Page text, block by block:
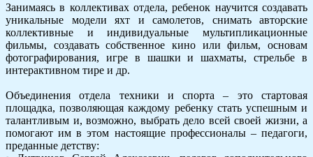
Занимаясь в коллективах отдела, ребенок научится создавать
уникальные модели яхт и самолетов, снимать авторские
коллективные и индивидуальные мультипликационные
фильмы, создавать собственное кино или фильм, основам
фотографирования, игре в шашки и шахматы, стрельбе в
интерактивном тире и др.
Объединения отдела техники и спорта – это стартовая
площадка, позволяющая каждому ребенку стать успешным и
талантливым и, возможно, выбрать дело всей своей жизни, а
помогают им в этом настоящие профессионалы – педагоги,
преданные детству: